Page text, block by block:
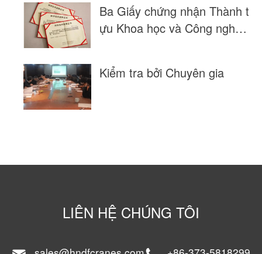
Ba Giấy chứng nhận Thành t
ựu Khoa học và Công nghệ
Kiểm tra bởi Chuyên gia
LIÊN HỆ CHÚNG TÔI